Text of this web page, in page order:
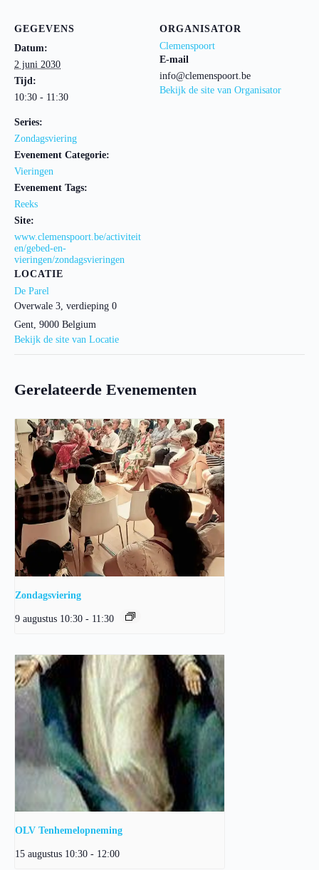
GEGEVENS
Datum:
2 juni 2030
Tijd:
10:30 - 11:30
Series:
Zondagsviering
Evenement Categorie:
Vieringen
Evenement Tags:
Reeks
Site:
www.clemenspoort.be/activiteit
en/gebed-en-
vieringen/zondagsvieringen
LOCATIE
De Parel
Overwale 3, verdieping 0
Gent, 9000 Belgium
Bekijk de site van Locatie
ORGANISATOR
Clemenspoort
E-mail
info@clemenspoort.be
Bekijk de site van Organisator
Gerelateerde Evenementen
Zondagsviering
9 augustus 10:30 - 11:30
OLV Tenhemelopneming
15 augustus 10:30 - 12:00